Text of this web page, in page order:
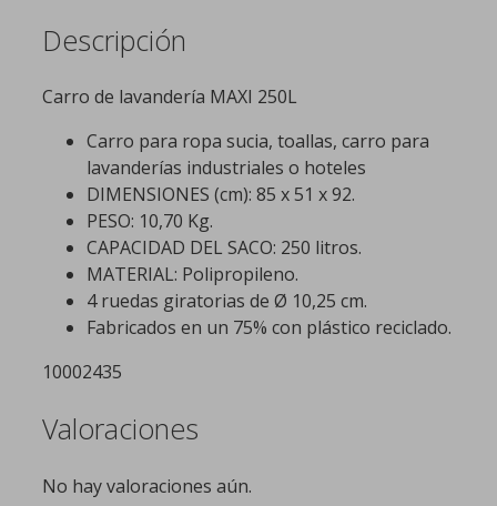
Descripción
Carro de lavandería MAXI 250L
Carro para ropa sucia, toallas, carro para
lavanderías industriales o hoteles
DIMENSIONES (cm): 85 x 51 x 92.
PESO: 10,70 Kg.
CAPACIDAD DEL SACO: 250 litros.
MATERIAL: Polipropileno.
4 ruedas giratorias de Ø 10,25 cm.
Fabricados en un 75% con plástico reciclado.
10002435
Valoraciones
No hay valoraciones aún.